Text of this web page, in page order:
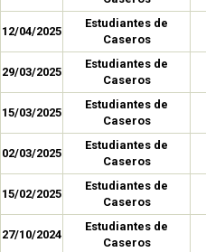
12/04/2025
Estudiantes de
Caseros
29/03/2025
Estudiantes de
Caseros
15/03/2025
Estudiantes de
Caseros
02/03/2025
Estudiantes de
Caseros
15/02/2025
Estudiantes de
Caseros
27/10/2024
Estudiantes de
Caseros